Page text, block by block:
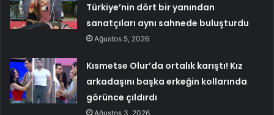
Türkiye’nin dört bir yanından
sanatçıları aynı sahnede buluşturdu
Ağustos 5, 2026
Kısmetse Olur’da ortalık karıştı! Kız
arkadaşını başka erkeğin kollarında
görünce çıldırdı
Ağustos 3, 2026